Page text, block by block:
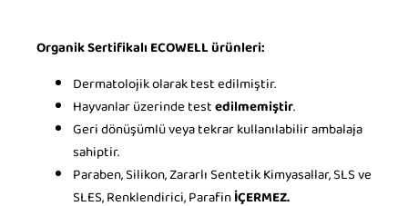
Organik Sertifikalı ECOWELL ürünleri:
Dermatolojik olarak test edilmiştir.
Hayvanlar üzerinde testedilmemiştir.
Geri dönüşümlü veya tekrar kullanılabilir ambalaja
sahiptir.
Paraben, Silikon, Zararlı Sentetik Kimyasallar, SLS ve